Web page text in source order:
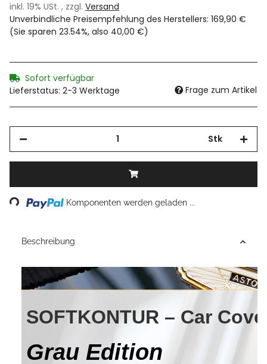
inkl. 19% USt. , zzgl. Versand
Unverbindliche Preisempfehlung des Herstellers: 169,90 €
(Sie sparen 23.54%, also 40,00 €)
Sofort verfügbar
Lieferstatus: 2-3 Werktage
Frage zum Artikel
Stk
Loading... Komponenten werden geladen ...
Beschreibung